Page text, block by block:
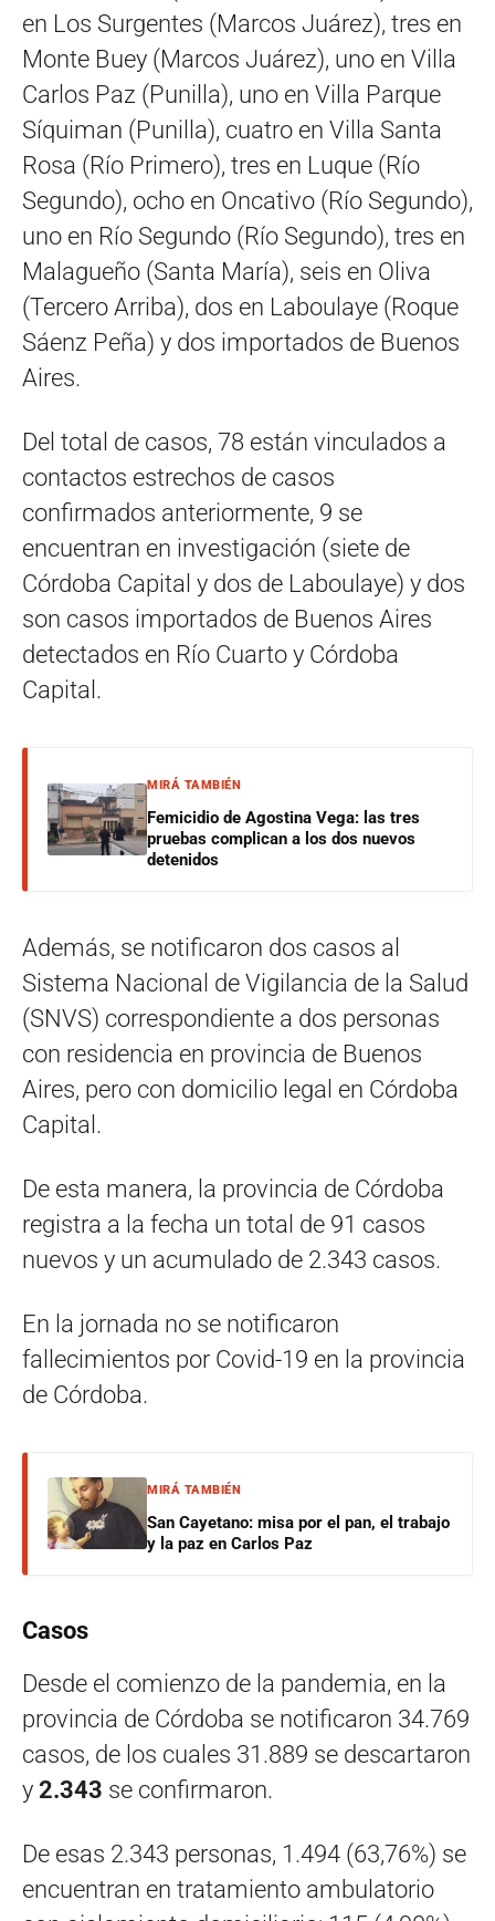
en Los Surgentes (Marcos Juárez), tres en
Monte Buey (Marcos Juárez), uno en Villa
Carlos Paz (Punilla), uno en Villa Parque
Síquiman (Punilla), cuatro en Villa Santa
Rosa (Río Primero), tres en Luque (Río
Segundo), ocho en Oncativo (Río Segundo),
uno en Río Segundo (Río Segundo), tres en
Malagueño (Santa María), seis en Oliva
(Tercero Arriba), dos en Laboulaye (Roque
Sáenz Peña) y dos importados de Buenos
Aires.
Del total de casos, 78 están vinculados a
contactos estrechos de casos
confirmados anteriormente, 9 se
encuentran en investigación (siete de
Córdoba Capital y dos de Laboulaye) y dos
son casos importados de Buenos Aires
detectados en Río Cuarto y Córdoba
Capital.
MIRÁ TAMBIÉN
Femicidio de Agostina Vega: las tres
pruebas complican a los dos nuevos
detenidos
Además, se notificaron dos casos al
Sistema Nacional de Vigilancia de la Salud
(SNVS) correspondiente a dos personas
con residencia en provincia de Buenos
Aires, pero con domicilio legal en Córdoba
Capital.
De esta manera, la provincia de Córdoba
registra a la fecha un total de 91 casos
nuevos y un acumulado de 2.343 casos.
En la jornada no se notificaron
fallecimientos por Covid-19 en la provincia
de Córdoba.
MIRÁ TAMBIÉN
San Cayetano: misa por el pan, el trabajo
y la paz en Carlos Paz
Casos
Desde el comienzo de la pandemia, en la
provincia de Córdoba se notificaron 34.769
casos, de los cuales 31.889 se descartaron
y 2.343 se confirmaron.
De esas 2.343 personas, 1.494 (63,76%) se
encuentran en tratamiento ambulatorio